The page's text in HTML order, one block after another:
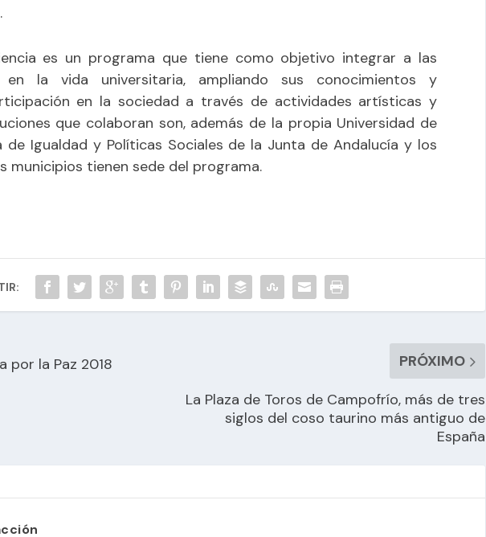
es un programa que tiene como objetivo integrar a las
en la vida universitaria, ampliando sus conocimientos y
en la sociedad a través de actividades artísticas y
que colaboran son, además de la propia Universidad de
de Igualdad y Políticas Sociales de la Junta de Andalucía y los
municipios tienen sede del programa.
por la Paz 2018
PRÓXIMO
La Plaza de Toros de Campofrío, más de tres
siglos del coso taurino más antiguo de
España